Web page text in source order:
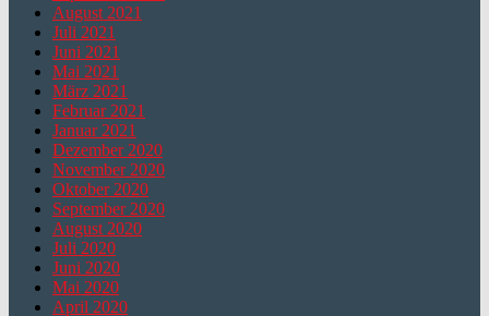
August 2021
Juli 2021
Juni 2021
Mai 2021
März 2021
Februar 2021
Januar 2021
Dezember 2020
November 2020
Oktober 2020
September 2020
August 2020
Juli 2020
Juni 2020
Mai 2020
April 2020